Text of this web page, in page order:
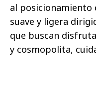
al posicionamiento
suave y ligera
que buscan
y cosmopolita,